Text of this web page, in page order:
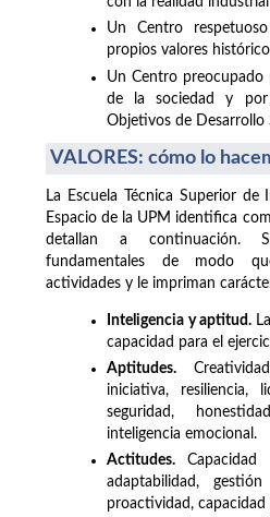
Un Centro
propios valores
Un Centro preocupado
de la sociedad y
Objetivos de Desarrollo
VALORES: cómo lo
La Escuela Técnica Superior de
Espacio de la UPM identifica
detallan a continuación.
fundamentales de modo
actividades y le impriman
Inteligencia y aptitud.
capacidad para el
Aptitudes.
iniciativa, resiliencia,
seguridad,
inteligencia emocional.
Actitudes.
adaptabilidad,
proactividad,